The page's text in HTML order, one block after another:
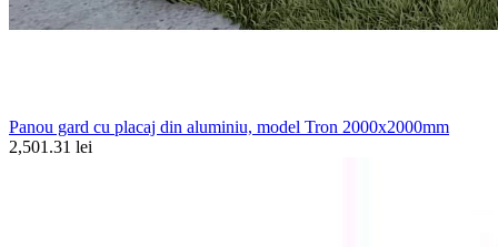
Panou gard cu placaj din aluminiu, model Tron 2000x2000mm
2,501.31 lei